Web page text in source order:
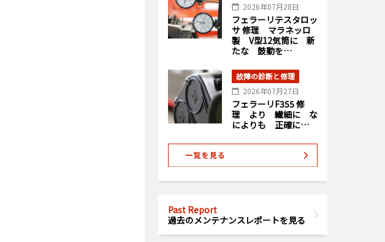
2026年07月28日
フェラーリテスタロッ
サ 修理 マラネッロ
製 V型12気筒に 新
たな 鼓動を…
故障の診断と修理
2026年07月27日
フェラーリF355 修
理 より 繊細に な
によりも 正確に…
Past Report
過去のメンテナンスレポートを見る